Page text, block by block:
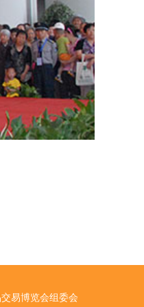
易博览会组委会